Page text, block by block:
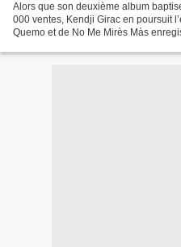
Alors que son deuxième album
000 ventes, Kendji Girac en poursuit
Quemo et de No Me Mirès Màs